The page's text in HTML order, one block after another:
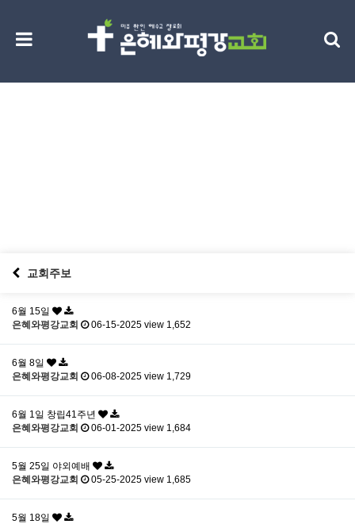
교회주보
6월 15일
은혜와평강교회
06-15-2025 view 1,652
6월 8일
은혜와평강교회
06-08-2025 view 1,729
6월 1일 창립41주년
은혜와평강교회
06-01-2025 view 1,684
5월 25일 야외예배
은혜와평강교회
05-25-2025 view 1,685
5월 18일